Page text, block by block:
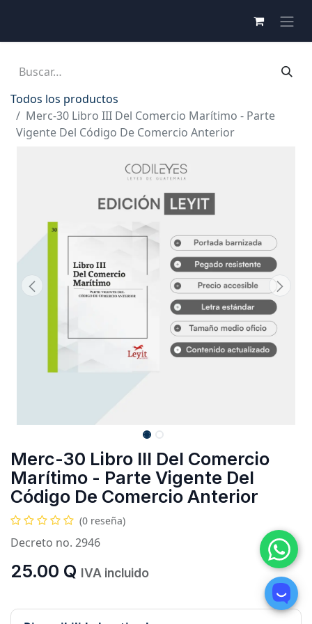
Todos los productos
Merc-30 Libro III Del Comercio Marítimo - Parte
Vigente Del Código De Comercio Anterior
Merc-30 Libro III Del Comercio
Marítimo - Parte Vigente Del
Código De Comercio Anterior
(0 reseña)
Decreto no. 2946
25.00 Q IVA incluido